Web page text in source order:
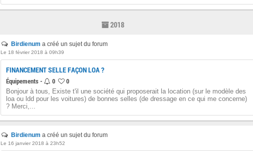
2018
Birdienum a créé un sujet du forum
Le 18 février 2018 à 09h39
FINANCEMENT SELLE FAÇON LOA ?
Équipements - 0 0
Bonjour à tous, Existe t'il une société qui proposerait la location (sur le modèle des
loa ou ldd pour les voitures) de bonnes selles (de dressage en ce qui me concerne)
? Merci,...
Birdienum a créé un sujet du forum
Le 16 janvier 2018 à 23h52